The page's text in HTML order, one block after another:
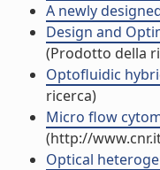
A newly
Design and
(Prodotto della
Optofluidic
ricerca)
Micro flow
(http://
Optical